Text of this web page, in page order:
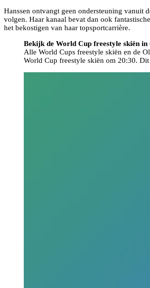
Hanssen ontvangt geen ondersteuning vanuit
volgen. Haar kanaal bevat dan ook
het bekostigen van haar topsportcarrière.
Bekijk de World Cup freestyle skiën
Alle World Cups freestyle skiën en de
World Cup freestyle skiën om 20:30.